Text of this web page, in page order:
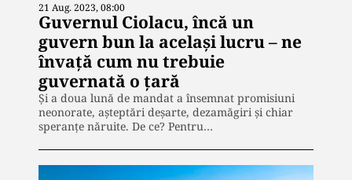
21 Aug. 2023, 08:00
Guvernul Ciolacu, încă un
guvern bun la același lucru – ne
învață cum nu trebuie
guvernată o țară
Și a doua lună de mandat a însemnat promisiuni
neonorate, așteptări deșarte, dezamăgiri și chiar
speranțe năruite. De ce? Pentru…